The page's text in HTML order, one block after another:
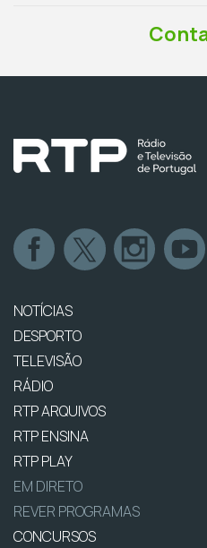
NOTÍCIAS
DESPORTO
TELEVISÃO
RÁDIO
RTP ARQUIVOS
RTP ENSINA
RTP PLAY
EM DIRETO
REVER PROGRAMAS
CONCURSOS